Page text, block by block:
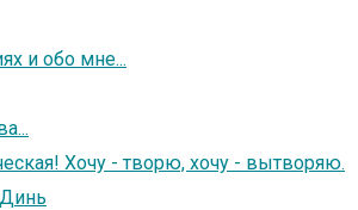
и обо мне...
Хочу - творю, хочу - вытворяю.